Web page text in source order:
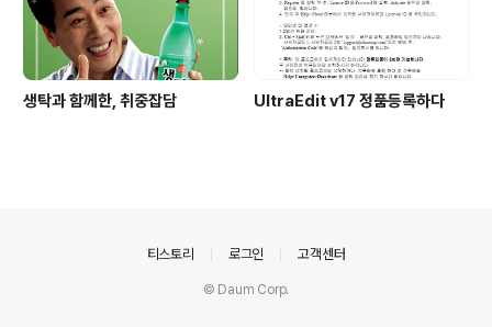
생탁과 함께한, 취중잡담 UltraEdit v17 정품등록하다
티스토리 로그인 고객센터
© Daum Corp.